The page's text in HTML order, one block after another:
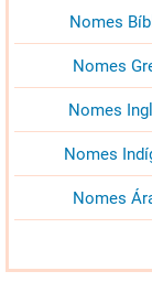
Nomes
Nomes
Nomes
Nomes
Nomes